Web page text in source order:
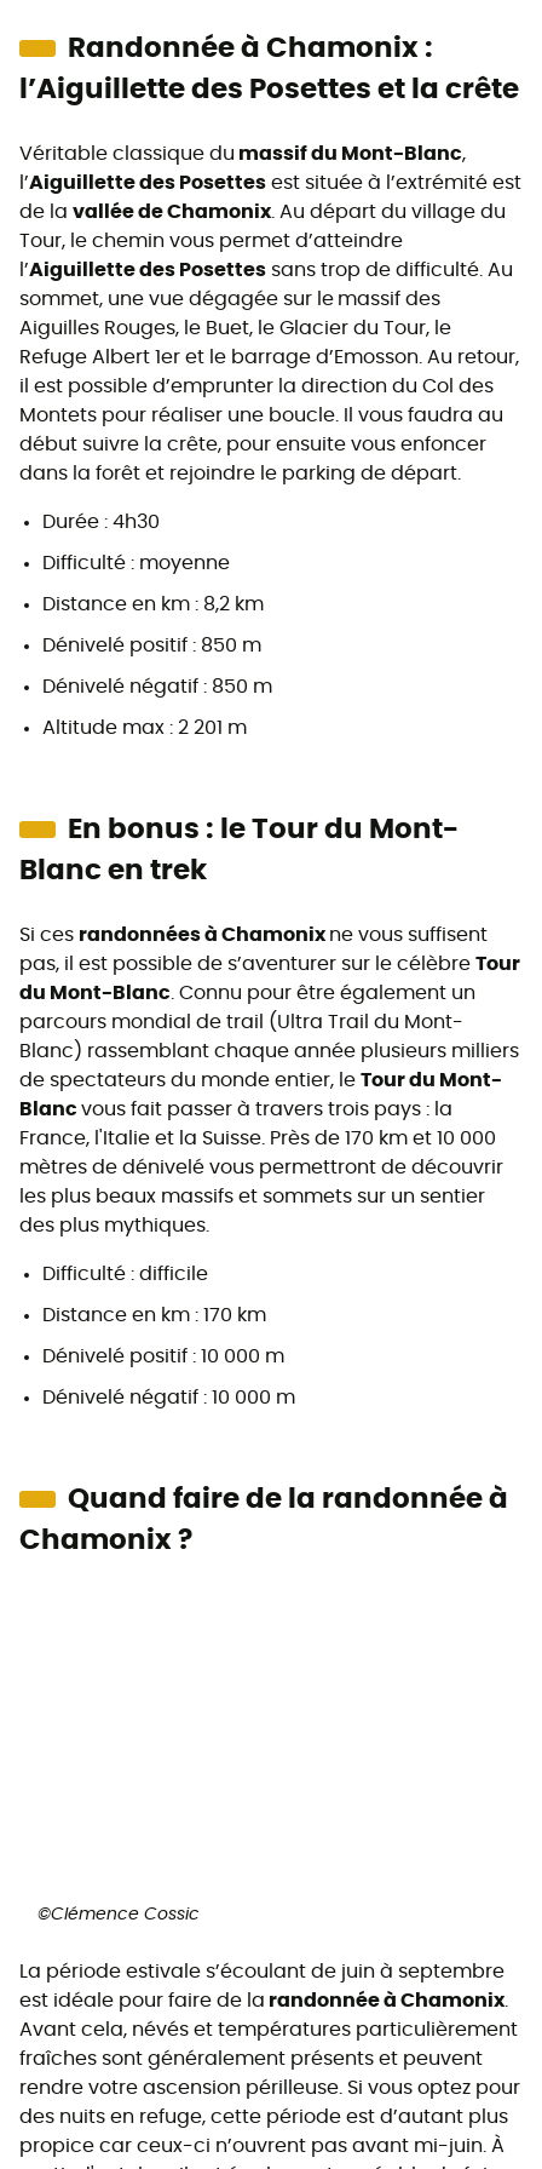
Randonnée à Chamonix :
l’Aiguillette des Posettes et la crête
Véritable classique du massif du Mont-Blanc,
l’Aiguillette des Posettes est située à l’extrémité est
de la vallée de Chamonix . Au départ du village du
Tour, le chemin vous permet d’atteindre
l’Aiguillette des Posettes sans trop de difficulté. Au
sommet, une vue dégagée sur le massif des
Aiguilles Rouges, le Buet, le Glacier du Tour, le
Refuge Albert 1er et le barrage d’Emosson. Au retour,
il est possible d’emprunter la direction du Col des
Montets pour réaliser une boucle. Il vous faudra au
début suivre la crête, pour ensuite vous enfoncer
dans la forêt et rejoindre le parking de départ.
Durée : 4h30
Difficulté : moyenne
Distance en km : 8,2 km
Dénivelé positif : 850 m
Dénivelé négatif : 850 m
Altitude max : 2 201 m
En bonus : le Tour du Mont-
Blanc en trek
Si ces randonnées à Chamonix ne vous suffisent
pas, il est possible de s’aventurer sur le célèbre Tour
du Mont-Blanc . Connu pour être également un
parcours mondial de trail (Ultra Trail du Mont-
Blanc) rassemblant chaque année plusieurs milliers
de spectateurs du monde entier, le Tour du Mont-
Blanc vous fait passer à travers trois pays : la
France, l'Italie et la Suisse. Près de 170 km et 10 000
mètres de dénivelé vous permettront de découvrir
les plus beaux massifs et sommets sur un sentier
des plus mythiques.
Difficulté : difficile
Distance en km : 170 km
Dénivelé positif : 10 000 m
Dénivelé négatif : 10 000 m
Quand faire de la randonnée à
Chamonix ?
©Clémence Cossic
La période estivale s’écoulant de juin à septembre
est idéale pour faire de la randonnée à Chamonix
Avant cela, névés et températures particulièrement
fraîches sont généralement présents et peuvent
rendre votre ascension périlleuse. Si vous optez pour
des nuits en refuge, cette période est d’autant plus
propice car ceux-ci n’ouvrent pas avant mi-juin. À